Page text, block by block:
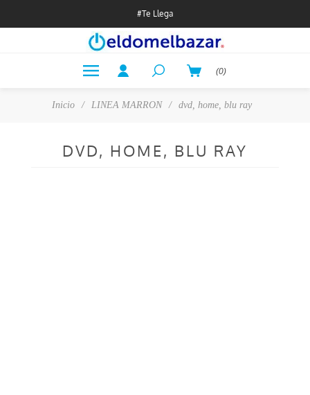
#Te Llega
(0)
Inicio / LINEA MARRON / dvd, home, blu ray
DVD, HOME, BLU RAY